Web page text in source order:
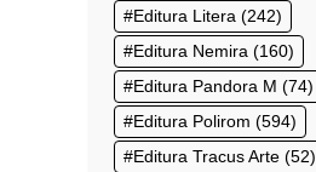
Editura Litera (242)
Editura Nemira (160)
Editura Pandora M (74)
Editura Polirom (594)
Editura Tracus Arte (52)